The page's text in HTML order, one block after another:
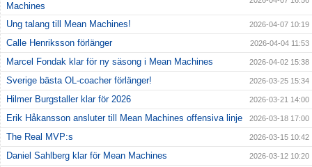
Machines
Ung talang till Mean Machines! 2026-04-07 10:19
Calle Henriksson förlänger 2026-04-04 11:53
Marcel Fondak klar för ny säsong i Mean Machines 2026-04-02 15:38
Sverige bästa OL-coacher förlänger! 2026-03-25 15:34
Hilmer Burgstaller klar för 2026 2026-03-21 14:00
Erik Håkansson ansluter till Mean Machines offensiva linje 2026-03-18 17:00
The Real MVP:s 2026-03-15 10:42
Daniel Sahlberg klar för Mean Machines 2026-03-12 10:20